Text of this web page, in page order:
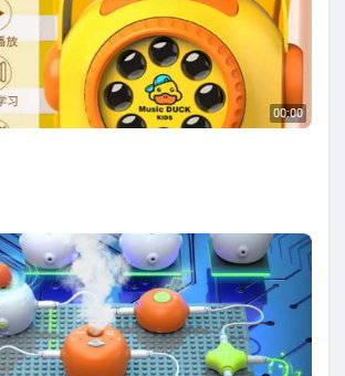
00:00